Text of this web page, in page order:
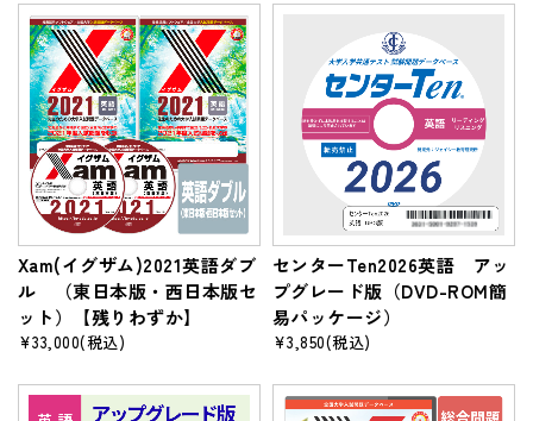
Xam(イグザム)2021英語ダブ
ル （東日本版・西日本版セ
ット）【残りわずか】
¥33,000(税込)
センターTen2026英語 アッ
プグレード版（DVD-ROM簡
易パッケージ）
¥3,850(税込)